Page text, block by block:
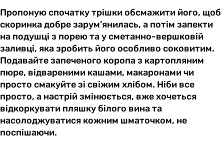
Пропоную спочатку трішки обсмажити його, щоб
скоринка добре зарум’янилась, а потім запекти
на подушці з порею та у сметанно-вершковій
заливці, яка зробить його особливо соковитим.
Подавайте запеченого коропа з картопляним
пюре, відвареними кашами, макаронами чи
просто смакуйте зі свіжим хлібом. Ніби все
просто, а настрій змінюється, вже хочеться
відкоркувати пляшку білого вина та
насолоджуватися кожним шматочком, не
поспішаючи.